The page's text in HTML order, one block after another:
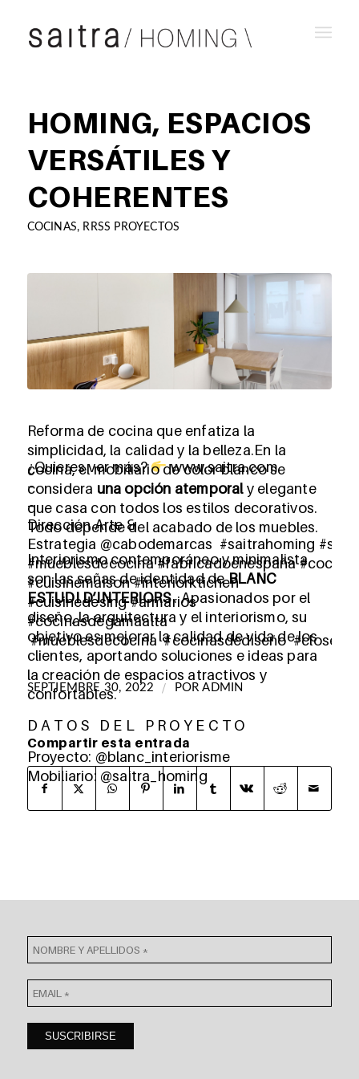
HOMING, ESPACIOS
VERSÁTILES Y
COHERENTES
COCINAS, RRSS PROYECTOS
Reforma de cocina que enfatiza la
simplicidad, la calidad y la belleza.En la
cocina, el mobiliario de color blanco se
considera una opción atemporaly elegante
que casa con todos los estilos decorativos.
Todo depende del acabado de los muebles.
Interiorismo contemporáneo y minimalista
son las señas de identidad deBLANC
ESTUDI D’INTERIORS . Apasionados por el
diseño, la arquitectura y el interiorismo, su
objetivo es mejorar la calidad de vida de los
clientes, aportando soluciones e ideas para
la creación de espacios atractivos y
confortables.
D A T O S D E L P R O Y E C T O
Proyecto: @blanc_interiorisme
Mobiliario: @saitra_homing
¿Quieres ver más?
www.saitra.com
–
–
Dirección Arte &
Estrategia @cabodemarcas #saitrahoming
#mueblesdecocina #fabricadoenespaña
#cuisinemaison #interiorktichen
#cuisinedesing #armarios
#cocinasdegamaalta
#mueblesdecocina #cocinasdediseño #closet
SEPTIEMBRE 30, 2022 / PORADMIN
Compartir esta entrada